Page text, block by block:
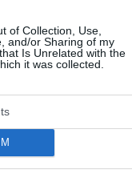
of Collection, Use,
and/or Sharing of my
Is Unrelated with the
it was collected.
των Μπολσόι
Μουσικής Αθηνών
εναρκτήρια φετινή
«Τhe